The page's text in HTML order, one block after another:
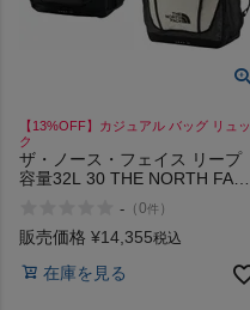
【13%OFF】カジュアル バッグ リュッ
ク
ザ・ノース・フェイス リープ
容量32L 30 THE NORTH FACE
- （0件 ）
販売価格 ¥14,355税込
在庫を見る